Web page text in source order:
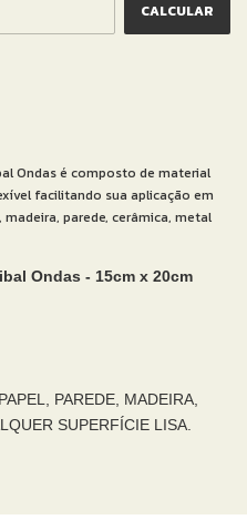
CALCULAR
Ondas é composto de material
facilitando sua aplicação em
parede, cerâmica, metal
Ondas - 15cm x 20cm
PAREDE, MADEIRA,
SUPERFÍCIE LISA.